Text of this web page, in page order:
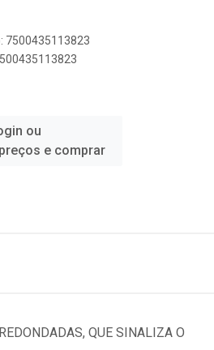
7500435113823
ou
e comprar
QUE SINALIZA O